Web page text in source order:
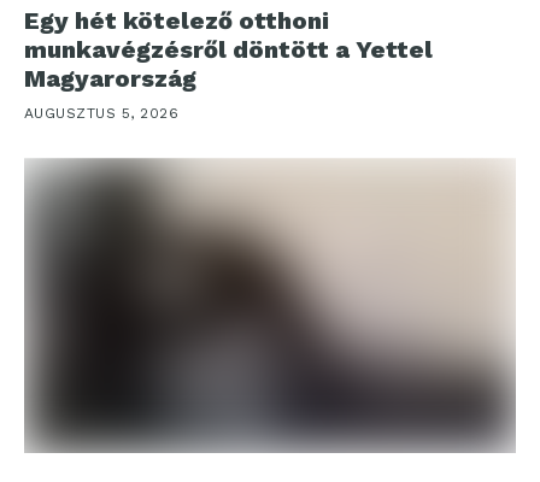
Egy hét kötelező otthoni
munkavégzésről döntött a Yettel
Magyarország
AUGUSZTUS 5, 2026